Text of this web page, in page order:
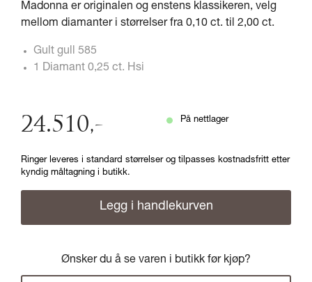
Madonna er originalen og enstens klassikeren, velg
mellom diamanter i størrelser fra 0,10 ct. til 2,00 ct.
Gult gull 585
1 Diamant 0,25 ct. Hsi
24.510,- På nettlager
Ringer leveres i standard størrelser og tilpasses kostnadsfritt etter
kyndig måltagning i butikk.
Legg i handlekurven
Ønsker du å se varen i butikk før kjøp?